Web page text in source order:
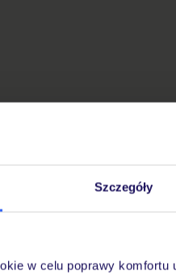
Szczegóły
w celu poprawy